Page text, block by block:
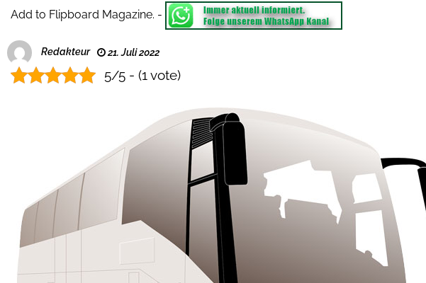
Add to Flipboard Magazine. -
Redakteur 21. Juli 2022
5/5 - (1 vote)